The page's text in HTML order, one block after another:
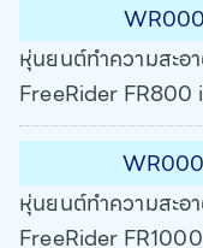
หุ่นยนต์ทำความสะอ
FreeRider FR800
หุ่นยนต์ทำความสะอ
FreeRider